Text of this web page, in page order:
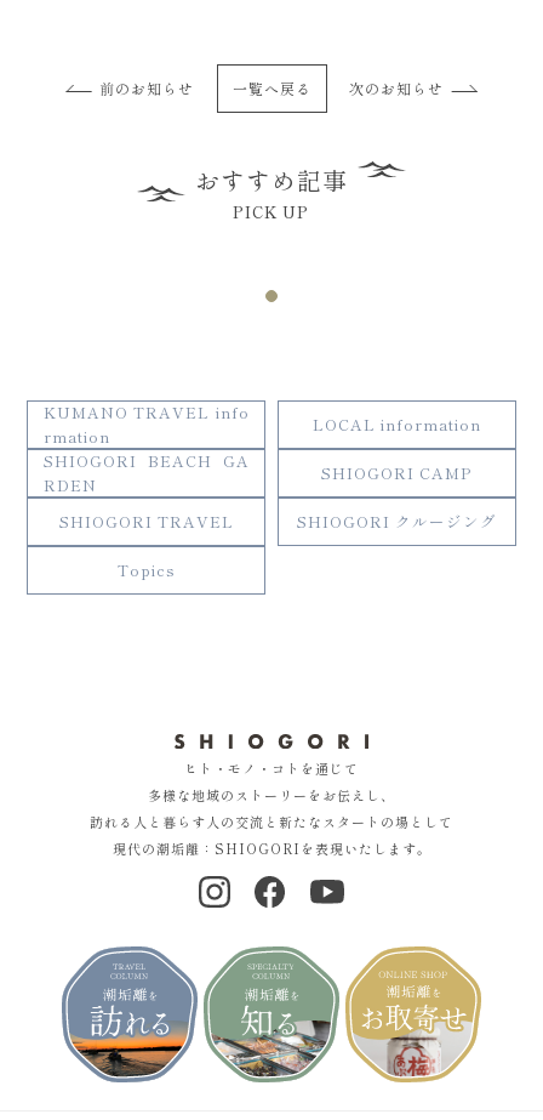
前のお知らせ 一覧へ戻る 次のお知らせ
おすすめ記事
PICK UP
KUMANO TRAVEL info
rmation
LOCAL information
SHIOGORI BEACH GA
RDEN
SHIOGORI CAMP
SHIOGORI TRAVEL SHIOGORI クルージング
Topics
ヒト・モノ・コトを通じて
多様な地域のストーリーをお伝えし、
訪れる人と暮らす人の交流と新たなスタートの場として
現代の潮垢離：SHIOGORIを表現いたします。